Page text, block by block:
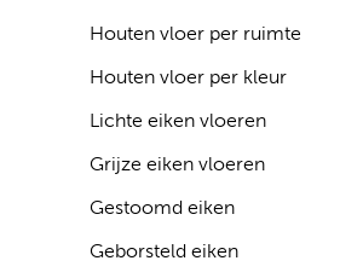
Houten vloer per ruimte
Houten vloer per kleur
Lichte eiken vloeren
Grijze eiken vloeren
Gestoomd eiken
Geborsteld eiken